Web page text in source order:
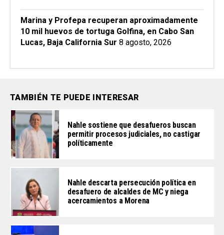
Marina y Profepa recuperan aproximadamente
10 mil huevos de tortuga Golfina, en Cabo San
Lucas, Baja California Sur 8 agosto, 2026
TAMBIÉN TE PUEDE INTERESAR
Nahle sostiene que desafueros buscan
permitir procesos judiciales, no castigar
políticamente
Nahle descarta persecución política en
desafuero de alcaldes de MC y niega
acercamientos a Morena